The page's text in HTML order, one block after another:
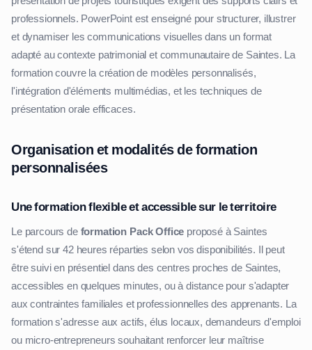
professionnels. PowerPoint est enseigné pour structurer, illustrer
et dynamiser les communications visuelles dans un format
adapté au contexte patrimonial et communautaire de Saintes. La
formation couvre la création de modèles personnalisés,
l'intégration d'éléments multimédias, et les techniques de
présentation orale efficaces.
Organisation et modalités de formation
personnalisées
Une formation flexible et accessible sur le territoire
Le parcours de formation Pack Office proposé à Saintes
s'étend sur 42 heures réparties selon vos disponibilités. Il peut
être suivi en présentiel dans des centres proches de Saintes,
accessibles en quelques minutes, ou à distance pour s'adapter
aux contraintes familiales et professionnelles des apprenants. La
formation s'adresse aux actifs, élus locaux, demandeurs d'emploi
ou micro-entrepreneurs souhaitant renforcer leur maîtrise